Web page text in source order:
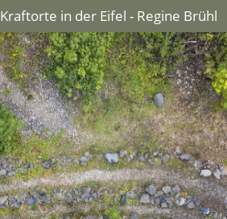
Kraftorte in der Eifel - Regine Brühl